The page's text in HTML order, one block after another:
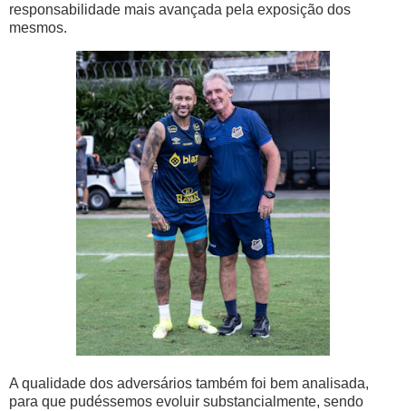
responsabilidade mais avançada pela exposição dos
mesmos.
A qualidade dos adversários também foi bem analisada,
para que pudéssemos evoluir substancialmente, sendo